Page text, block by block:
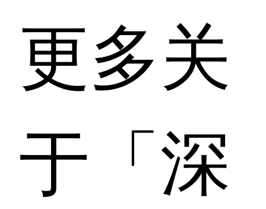
更多关
于「深